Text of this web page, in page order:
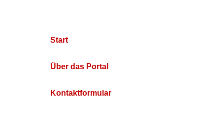
Start
Über das Portal
Kontaktformular